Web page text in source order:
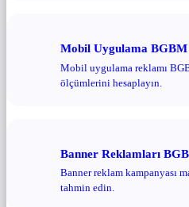
Mobil Uygulama BGBM
Mobil uygulama reklamı
ölçümlerini hesaplayın.
Banner Reklamları
Banner reklam kampanyası
tahmin edin.